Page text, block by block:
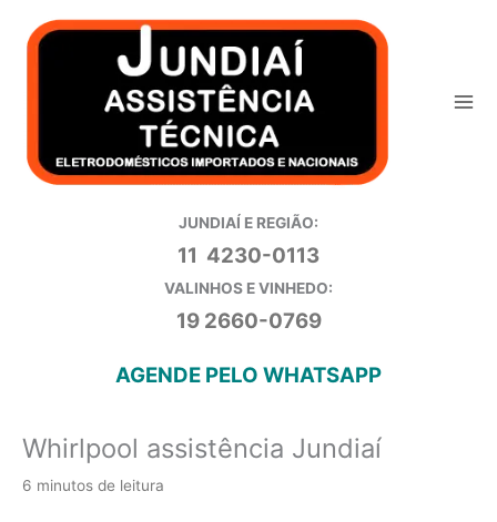
para
JUNDIAÍ E REGIÃO:
11 4230-0113
VALINHOS E VINHEDO:
19 2660-0769
AGENDE PELO WHATSAPP
Whirlpool assistência Jundiaí
6 minutos de leitura